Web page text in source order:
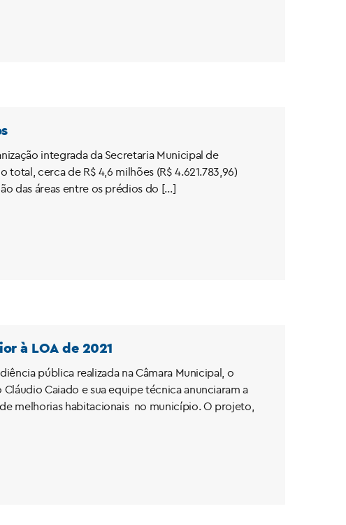
integrada da Secretaria Municipal de
cerca de R$ 4,6 milhões (R$ 4.621.783,96)
das áreas entre os prédios do […]
à LOA de 2021
pública realizada na Câmara Municipal, o
Caiado e sua equipe técnica anunciaram a
melhorias habitacionais no município. O projeto,